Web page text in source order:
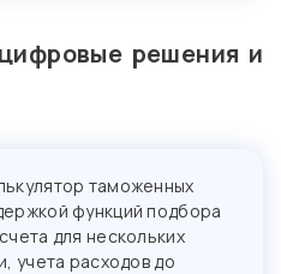
решения и
таможенных
функций подбора
для нескольких
учета расходов до